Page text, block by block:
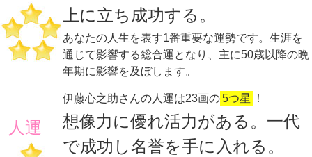
上に立ち成功する。
あなたの人生を表す1番重要な運勢です。生涯を
通じて影響する総合運となり、主に50歳以降の晩
年期に影響を及ぼします。
人運
伊藤心之助さんの人運は23画の5つ星 ！
想像力に優れ活力がある。一代
で成功し名誉を手に入れる。